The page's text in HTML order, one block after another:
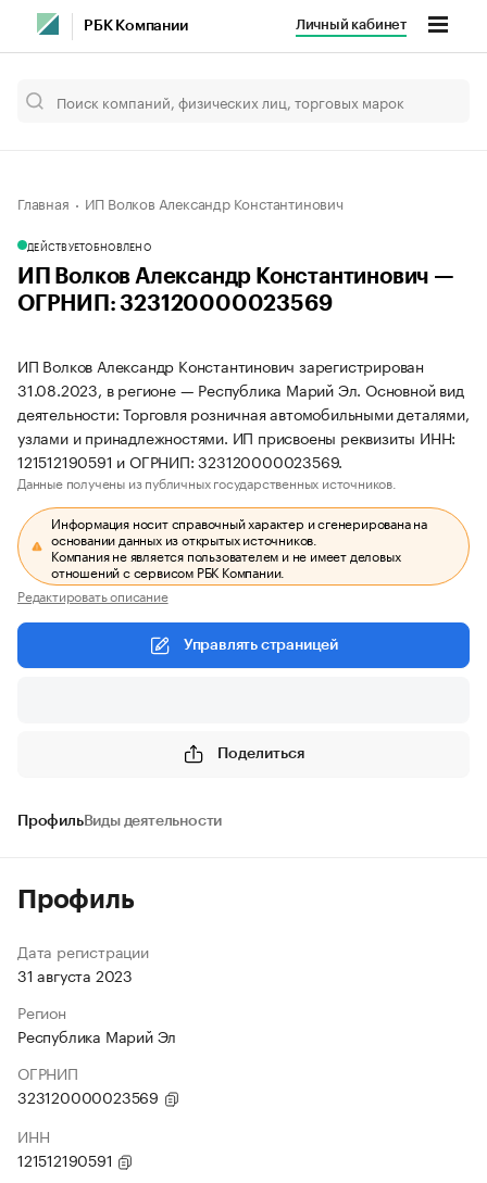
РБК Компании Личный кабинет
Главная ИП Волков Александр Константинович
ДЕЙСТВУЕТОБНОВЛЕНО
ИП Волков Александр Константинович —
ОГРНИП: 323120000023569
ИП Волков Александр Константинович зарегистрирован
31.08.2023, в регионе — Республика Марий Эл. Основной вид
деятельности: Торговля розничная автомобильными деталями,
узлами и принадлежностями. ИП присвоены реквизиты ИНН:
121512190591 и ОГРНИП: 323120000023569.
Данные получены из публичных государственных источников.
Информация носит справочный характер и сгенерирована на
основании данных из открытых источников.
Компания не является пользователем и не имеет деловых
отношений с сервисом РБК Компании.
Редактировать описание
Управлять страницей
Поделиться
ПрофильВиды деятельности
Профиль
Дата регистрации
31 августа 2023
Регион
Республика Марий Эл
ОГРНИП
323120000023569
ИНН
121512190591